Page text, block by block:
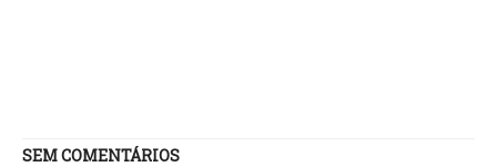
SEM COMENTÁRIOS